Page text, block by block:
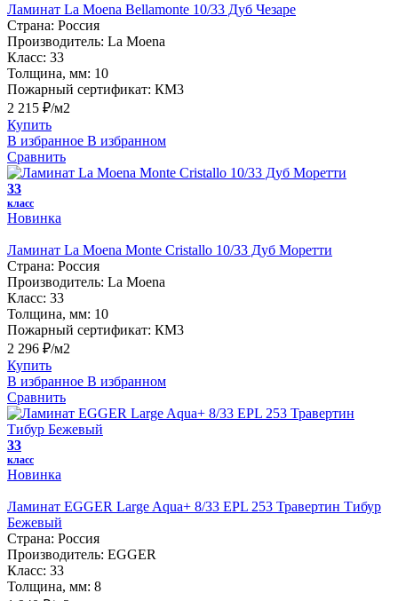
Ламинат La Moena Bellamonte 10/33 Дуб Чезаре
Страна: Россия
Производитель: La Moena
Класс: 33
Толщина, мм: 10
Пожарный сертификат: КМ3
2 215 ₽/м2
Купить
В избранное В избранном
Сравнить
33
класс
Новинка
Ламинат La Moena Monte Cristallo 10/33 Дуб Моретти
Страна: Россия
Производитель: La Moena
Класс: 33
Толщина, мм: 10
Пожарный сертификат: КМ3
2 296 ₽/м2
Купить
В избранное В избранном
Сравнить
33
класс
Новинка
Ламинат EGGER Large Aqua+ 8/33 EPL 253 Травертин Тибур
Бежевый
Страна: Россия
Производитель: EGGER
Класс: 33
Толщина, мм: 8